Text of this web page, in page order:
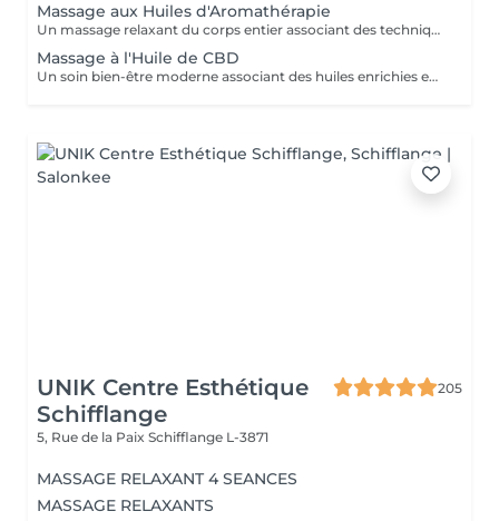
Massage aux Huiles d'Aromathérapie
Un massage relaxant du corps entier associant des techniques de massage douces à une sélection d'huiles essentielles aromatiques. Les parfums apaisants et les mouvements fluides aident à relâcher les tensions musculaires, réduire le stress, apaiser l'esprit et favoriser un profond sentiment de bien-être.
Massage à l'Huile de CBD
Un soin bien-être moderne associant des huiles enrichies en CBD de qualité à des techniques de massage relaxantes. Idéal pour celles et ceux qui souhaitent s'accorder une pause loin du rythme effréné du quotidien, ce soin aide à détendre les muscles et procure une agréable sensation de confort physique.
UNIK Centre Esthétique
Schifflange
205
5, Rue de la Paix Schifflange L-3871
MASSAGE RELAXANT 4 SEANCES
MASSAGE RELAXANTS